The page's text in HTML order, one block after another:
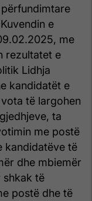
e
me
rezultatet e
Lidhja
kandidatët e
të largohen
ta
me postë
kandidatëve të
dhe mbiemër
shkak të
postë dhe të